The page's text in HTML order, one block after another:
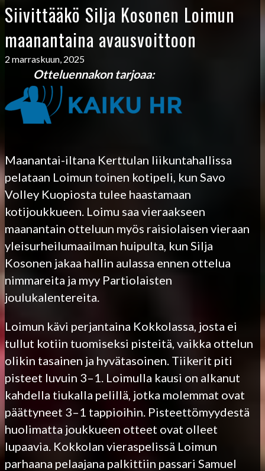
Siivittääkö Silja Kosonen Loimun
maanantaina avausvoittoon
2 marraskuun, 2025
Otteluennakon tarjoaa:
Maanantai-iltana Kerttulan liikuntahallissa
pelataan Loimun toinen kotipeli, kun Savo
Volley Kuopiosta tulee haastamaan
kotijoukkueen. Loimu saa vieraakseen
maanantain otteluun myös raisiolaisen vieraan
yleisurheilumaailman huipulta, kun Silja
Kosonen jakaa hallin aulassa ennen ottelua
nimmareita ja myy Partiolaisten
joulukalentereita.
Loimun kävi perjantaina Kokkolassa, josta ei
tullut kotiin tuomiseksi pisteitä, vaikka ottelun
olikin tasainen ja hyvätasoinen. Tiikerit piti
pisteet luvuin 3–1. Loimulla kausi on alkanut
kahdella tiukalla pelillä, jotka molemmat ovat
päättyneet 3–1 tappioihin. Pisteettömyydestä
huolimatta joukkueen otteet ovat olleet
lupaavia. Kokkolan vieraspelissä Loimun
parhaana pelaajana palkittiin passari Samuel